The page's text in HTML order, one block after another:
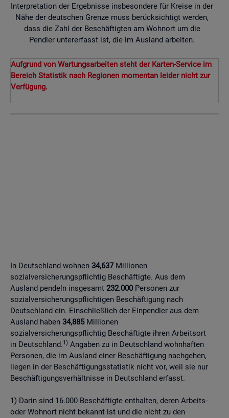
Interpretation der Ergebnisse insbesondere für Kreise in der
Nähe der deutschen Grenze muss berücksichtigt werden,
dass die Zahl der Beschäftigten am Wohnort um die
Pendler untererfasst ist, die im Ausland arbeiten.
Aufgrund von Wartungsarbeiten steht der Karten-Service im
Bereich Statistik nach Regionen momentan leider nicht zur
Verfügung.
In Deutschland wohnen 34,637Millionen
sozialversicherungspflichtig Beschäftigte. Aus dem
Ausland pendeln insgesamt 232.000Personen zur
sozialversicherungspflichtigen Beschäftigung nach
Deutschland ein. Einschließlich der Einpendler aus dem
Ausland haben 34,885Millionen
sozialversicherungspflichtig Beschäftigte ihren Arbeitsort
in Deutschland.1) Angaben zu in Deutschland wohnhaften
Personen, die im Ausland einer Beschäftigung nachgehen,
liegen in der Beschäftigungsstatistik nicht vor, weil sie nur
Beschäftigungsverhältnisse in Deutschland erfasst.
1) Darin sind 16.000 Beschäftigte enthalten, deren Arbeits-
oder Wohnort nicht bekannt ist und die nicht zu den